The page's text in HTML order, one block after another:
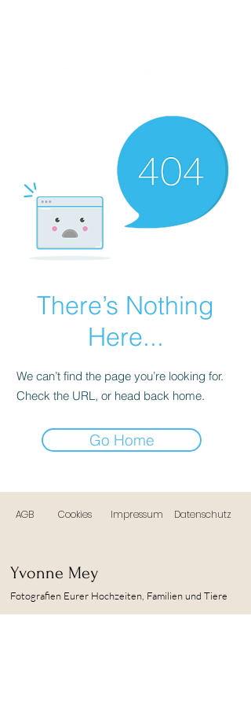
There’s Nothing
Here...
We can’t find the page you’re looking for.
Check the URL, or head back home.
Go Home
AGB Cookies Impressum Datenschutz
Yvonne Mey
Fotografien Eurer Hochzeiten, Familien und Tiere